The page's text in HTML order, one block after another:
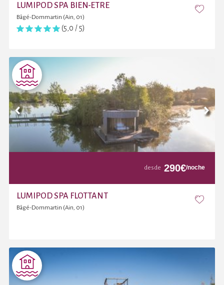
LUMIPOD SPA BIEN-ETRE
Bâgé-Dommartin (Ain, 01)
(5,0 / 5)
desde 290€/noche
LUMIPOD SPA FLOTTANT
Bâgé-Dommartin (Ain, 01)